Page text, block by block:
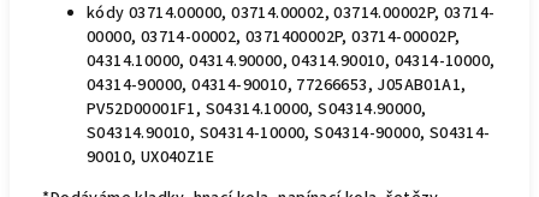
kódy 03714.00000, 03714.00002, 03714.00002P, 03714-
00000, 03714-00002, 0371400002P, 03714-00002P,
04314.10000, 04314.90000, 04314.90010, 04314-10000,
04314-90000, 04314-90010, 77266653, J05AB01A1,
PV52D00001F1, S04314.10000, S04314.90000,
S04314.90010, S04314-10000, S04314-90000, S04314-
90010, UX040Z1E